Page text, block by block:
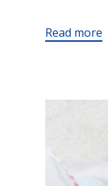
Read more